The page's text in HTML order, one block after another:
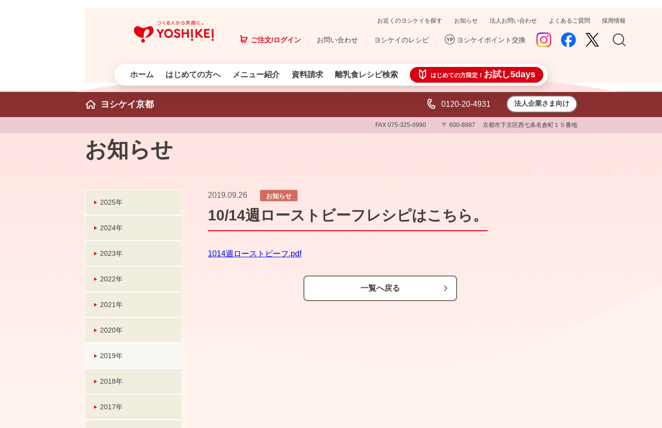
お近くのヨシケイを探す お知らせ 法人お問い合わせ よくあるご質問 採用情報
ご注文/ログイン お問い合わせ ヨシケイのレシピ ヨシケイポイント交換
ホーム はじめての方へ メニュー紹介 資料請求 離乳食レシピ検索 はじめての方限定！ お試し5days
ヨシケイ京都 法人企業さま向け
0120-20-4931
FAX 075-325-0990 〒 600-8887 京都市下京区西七条名倉町１５番地
お知らせ
2025年
2024年
2023年
2022年
2021年
2020年
2019年
2018年
2017年
2019.09.26 お知らせ
10/14週ローストビーフレシピはこちら。
1014週ローストビーフ.pdf
一覧へ戻る